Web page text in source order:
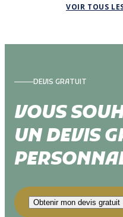
VOIR TOUS
DEVIS GRATUIT
VOUS
UN DEVIS